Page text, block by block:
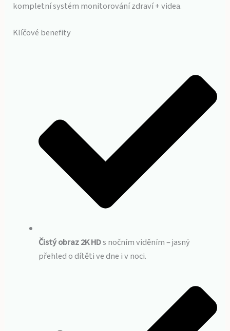
kompletní systém monitorování zdraví + videa.
Klíčové benefity
Čistý obraz 2K HDs nočním viděním – jasný
přehled o dítěti ve dne i v noci.